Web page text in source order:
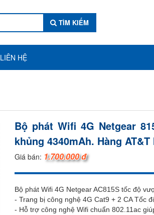
TÌM KIẾM
LIÊN HỆ
Bộ phát Wifi 4G Netgear
khủng 4340mAh. Hàng AT&T
Giá bán: 1.700.000 đ
Bộ phát Wifi 4G Netgear AC815S tốc độ
- Trang bị công nghệ 4G Cat9 + 2 CA Tốc
- Hỗ trợ công nghệ Wifi chuẩn 802.11ac